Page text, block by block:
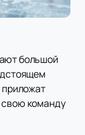
большой
приложат
команду